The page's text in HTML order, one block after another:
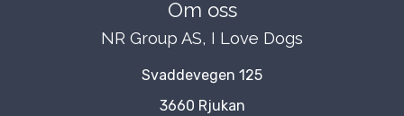
Om oss
NR Group AS, I Love Dogs
Svaddevegen 125
3660 Rjukan